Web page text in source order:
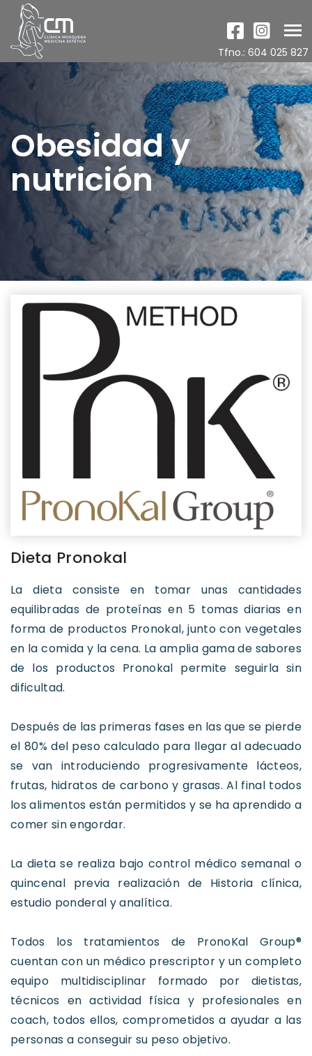
Tfno.: 604 025 827
Obesidad y
nutrición
Dieta Pronokal
La dieta consiste en tomar unas cantidades
equilibradas de proteínas en 5 tomas diarias en
forma de productos Pronokal, junto con vegetales
en la comida y la cena. La amplia gama de sabores
de los productos Pronokal permite seguirla sin
dificultad.
Después de las primeras fases en las que se pierde
el 80% del peso calculado para llegar al adecuado
se van introduciendo progresivamente lácteos,
frutas, hidratos de carbono y grasas. Al final todos
los alimentos están permitidos y se ha aprendido a
comer sin engordar.
La dieta se realiza bajo control médico semanal o
quincenal previa realización de Historia clínica,
estudio ponderal y analítica.
Todos los tratamientos de PronoKal Group®
cuentan con un médico prescriptor y un completo
equipo multidisciplinar formado por dietistas,
técnicos en actividad física y profesionales en
coach, todos ellos, comprometidos a ayudar a las
personas a conseguir su peso objetivo.